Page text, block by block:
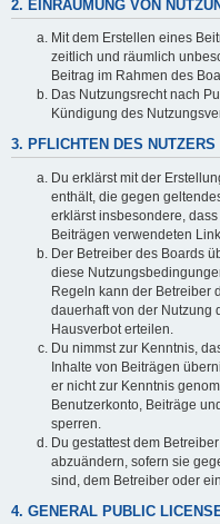
2. EINRÄUMUNG VON
Mit dem Erstellen eines
zeitlich und räumlich
Beitrag im Rahmen des
Das Nutzungsrecht nach
Kündigung des
3. PFLICHTEN DES NUTZERS
Du erklärst mit der
enthält, die gegen
erklärst insbesondere,
Beiträgen verwendeten
Der Betreiber des Boards
diese
Regeln kann der Betreiber
dauerhaft von der Nutzung
Hausverbot erteilen.
Du nimmst zur Kenntnis,
Inhalte von Beiträgen
er nicht zur Kenntnis
Benutzerkonto, Beiträge
sperren.
Du gestattest dem
abzuändern, sofern sie
sind, dem Betreiber oder
4. GENERAL PUBLIC